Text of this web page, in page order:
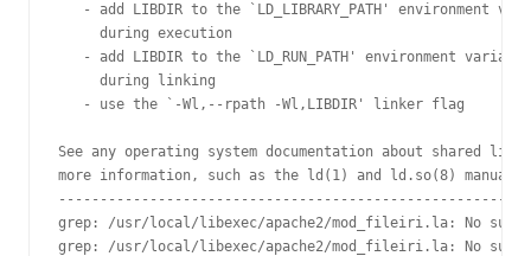
- add LIBDIR to the `LD_LIBRARY_PATH' environment
     during execution
   - add LIBDIR to the `LD_RUN_PATH' environment variable
     during linking
   - use the `-Wl,--rpath -Wl,LIBDIR' linker flag
See any operating system documentation about shared
more information, such as the ld(1) and ld.so(8) manual
grep: /usr/local/libexec/apache2/mod_fileiri.la: No
grep: /usr/local/libexec/apache2/mod_fileiri.la: No